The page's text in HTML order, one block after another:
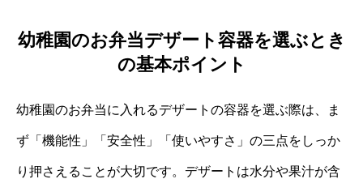
幼稚園のお弁当デザート容器を選ぶとき
の基本ポイント
幼稚園のお弁当に入れるデザートの容器を選ぶ際は、ま
ず「機能性」「安全性」「使いやすさ」の三点をしっか
り押さえることが大切です。デザートは水分や果汁が含